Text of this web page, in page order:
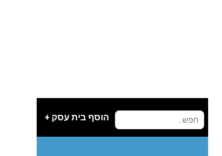
הוסף בית עסק +